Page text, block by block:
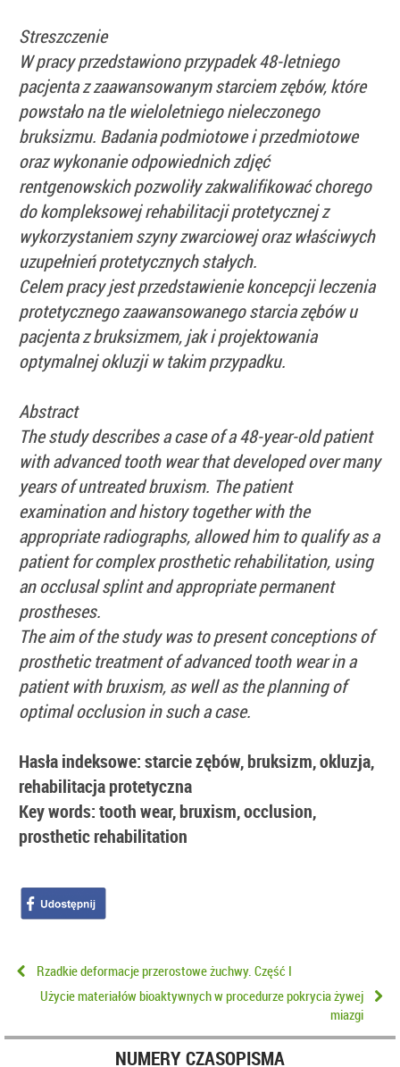
Streszczenie
W pracy przedstawiono przypadek 48-letniego
pacjenta z zaawansowanym starciem zębów, które
powstało na tle wieloletniego nieleczonego
bruksizmu. Badania podmiotowe i przedmiotowe
oraz wykonanie odpowiednich zdjęć
rentgenowskich pozwoliły zakwalifikować chorego
do kompleksowej rehabilitacji protetycznej z
wykorzystaniem szyny zwarciowej oraz właściwych
uzupełnień protetycznych stałych.
Celem pracy jest przedstawienie koncepcji leczenia
protetycznego zaawansowanego starcia zębów u
pacjenta z bruksizmem, jak i projektowania
optymalnej okluzji w takim przypadku.
Abstract
The study describes a case of a 48-year-old patient
with advanced tooth wear that developed over many
years of untreated bruxism. The patient
examination and history together with the
appropriate radiographs, allowed him to qualify as a
patient for complex prosthetic rehabilitation, using
an occlusal splint and appropriate permanent
prostheses.
The aim of the study was to present conceptions of
prosthetic treatment of advanced tooth wear in a
patient with bruxism, as well as the planning of
optimal occlusion in such a case.
Hasła indeksowe:starcie zębów, bruksizm, okluzja,
rehabilitacja protetyczna
Key words:tooth wear, bruxism, occlusion,
prosthetic rehabilitation
Rzadkie deformacje przerostowe żuchwy. Część I
Użycie materiałów bioaktywnych w procedurze pokrycia żywej
miazgi
NUMERY CZASOPISMA